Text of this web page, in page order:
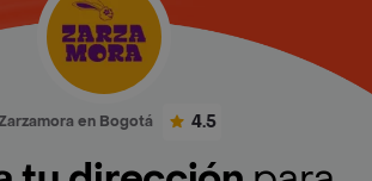
en Bogotá 4.5